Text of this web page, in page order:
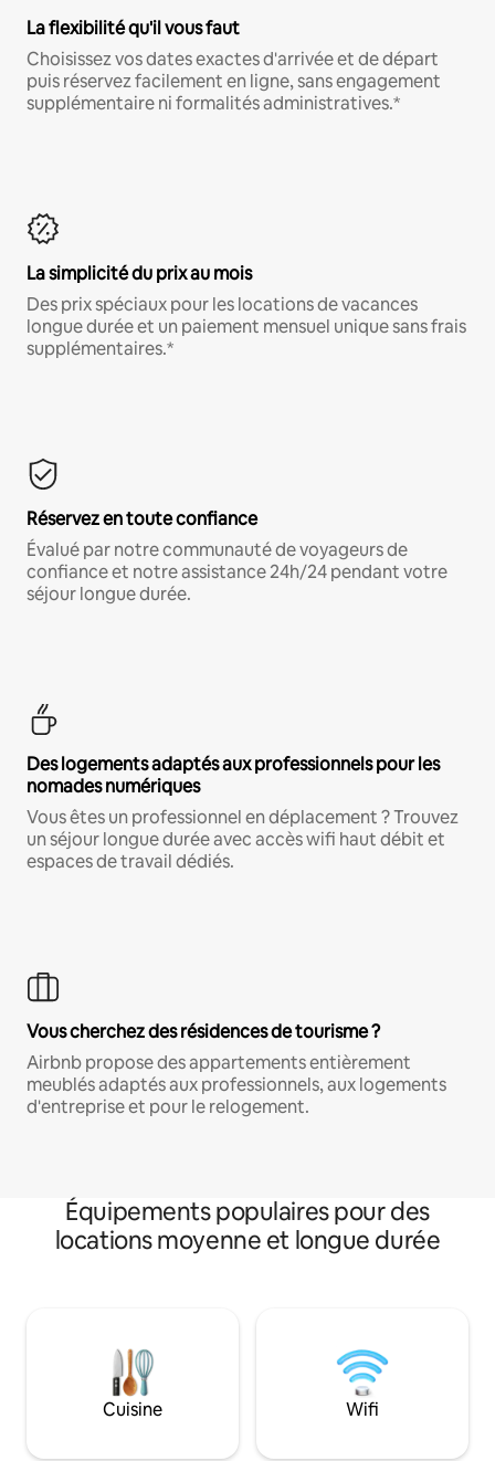
La flexibilité qu'il vous faut
Choisissez vos dates exactes d'arrivée et de départ
puis réservez facilement en ligne, sans engagement
supplémentaire ni formalités administratives.*
La simplicité du prix au mois
Des prix spéciaux pour les locations de vacances
longue durée et un paiement mensuel unique sans frais
supplémentaires.*
Réservez en toute confiance
Évalué par notre communauté de voyageurs de
confiance et notre assistance 24h/24 pendant votre
séjour longue durée.
Des logements adaptés aux professionnels pour les
nomades numériques
Vous êtes un professionnel en déplacement ? Trouvez
un séjour longue durée avec accès wifi haut débit et
espaces de travail dédiés.
Vous cherchez des résidences de tourisme ?
Airbnb propose des appartements entièrement
meublés adaptés aux professionnels, aux logements
d'entreprise et pour le relogement.
Équipements populaires pour des
locations moyenne et longue durée
Cuisine Wifi